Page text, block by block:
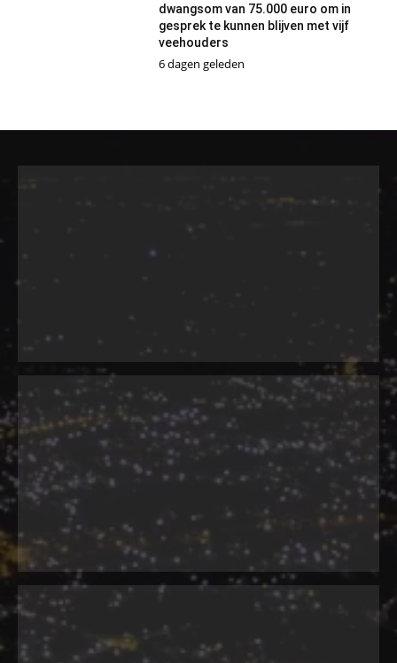
dwangsom van 75.000 euro om in
gesprek te kunnen blijven met vijf
veehouders
6 dagen geleden